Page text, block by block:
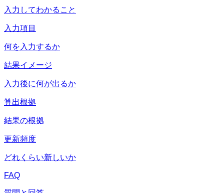
入力してわかること
入力項目
何を入力するか
結果イメージ
入力後に何が出るか
算出根拠
結果の根拠
更新頻度
どれくらい新しいか
FAQ